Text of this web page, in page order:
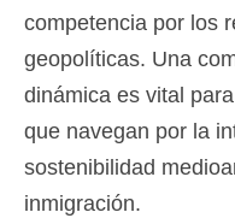
competencia por los
geopolíticas. Una
dinámica es vital
que navegan por la
sostenibilidad
inmigración.